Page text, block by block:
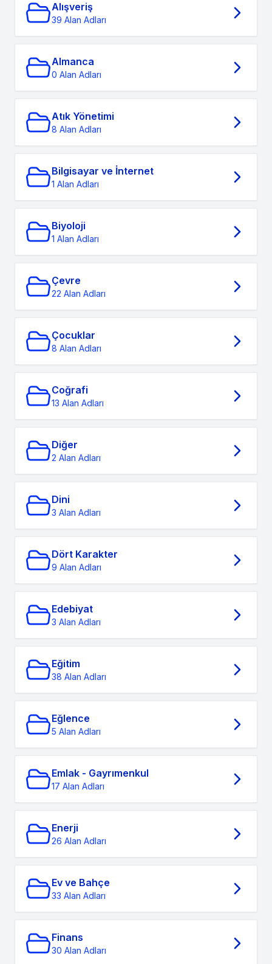
Alışveriş
39 Alan Adları
Almanca
0 Alan Adları
Atık Yönetimi
8 Alan Adları
Bilgisayar ve İnternet
1 Alan Adları
Biyoloji
1 Alan Adları
Çevre
22 Alan Adları
Çocuklar
8 Alan Adları
Coğrafi
13 Alan Adları
Diğer
2 Alan Adları
Dini
3 Alan Adları
Dört Karakter
9 Alan Adları
Edebiyat
3 Alan Adları
Eğitim
38 Alan Adları
Eğlence
5 Alan Adları
Emlak - Gayrımenkul
17 Alan Adları
Enerji
26 Alan Adları
Ev ve Bahçe
33 Alan Adları
Finans
30 Alan Adları